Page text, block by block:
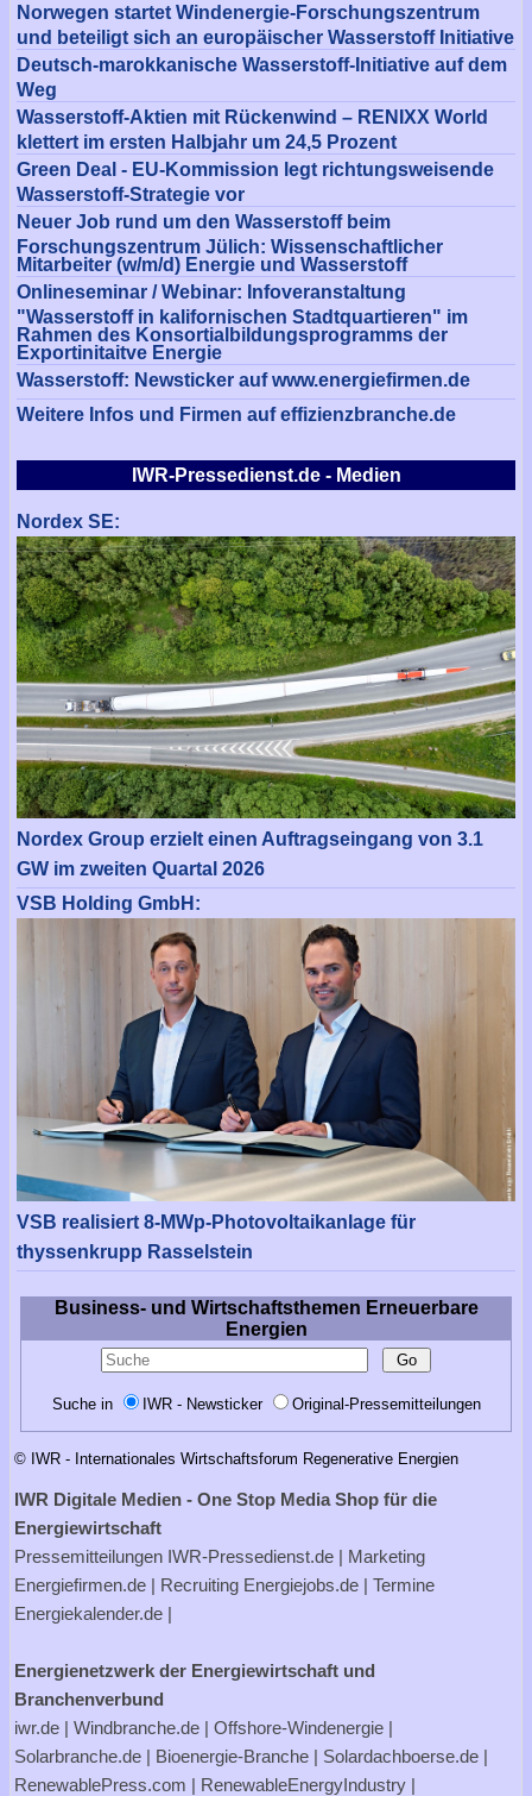
Norwegen startet Windenergie-Forschungszentrum
und beteiligt sich an europäischer Wasserstoff Initiative
Deutsch-marokkanische Wasserstoff-Initiative auf dem
Weg
Wasserstoff-Aktien mit Rückenwind – RENIXX World
klettert im ersten Halbjahr um 24,5 Prozent
Green Deal - EU-Kommission legt richtungsweisende
Wasserstoff-Strategie vor
Neuer Job rund um den Wasserstoff beim
Forschungszentrum Jülich: Wissenschaftlicher
Mitarbeiter (w/m/d) Energie und Wasserstoff
Onlineseminar / Webinar: Infoveranstaltung
"Wasserstoff in kalifornischen Stadtquartieren" im
Rahmen des Konsortialbildungsprogramms der
Exportinitaitve Energie
Wasserstoff: Newsticker auf www.energiefirmen.de
Weitere Infos und Firmen auf effizienzbranche.de
IWR-Pressedienst.de - Medien
Nordex SE:
Nordex Group erzielt einen Auftragseingang von 3.1
GW im zweiten Quartal 2026
VSB Holding GmbH:
VSB realisiert 8-MWp-Photovoltaikanlage für
thyssenkrupp Rasselstein
Business- und Wirtschaftsthemen Erneuerbare
Energien
Suche in IWR - Newsticker Original-Pressemitteilungen
© IWR - Internationales Wirtschaftsforum Regenerative Energien
IWR Digitale Medien - One Stop Media Shop für die
Energiewirtschaft
Pressemitteilungen IWR-Pressedienst.de | Marketing
Energiefirmen.de | Recruiting Energiejobs.de | Termine
Energiekalender.de |
Energienetzwerk der Energiewirtschaft und
Branchenverbund
iwr.de | Windbranche.de | Offshore-Windenergie |
Solarbranche.de | Bioenergie-Branche | Solardachboerse.de |
RenewablePress.com | RenewableEnergyIndustry |